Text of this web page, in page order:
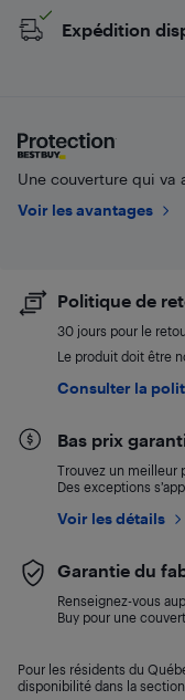
Expédition
Une couverture qui
Voir les avantages
Politique de
30 jours pour le
Le produit doit être
Consulter la
Bas prix
Trouvez un meilleur
Des exceptions
Voir les détails
Garantie du
Renseignez-vous
Buy pour une
Pour les résidents du
disponibilité dans la